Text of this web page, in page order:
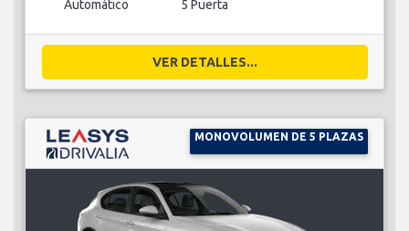
Automático 5 Puerta
VER DETALLES...
MONOVOLUMEN DE 5 PLAZAS